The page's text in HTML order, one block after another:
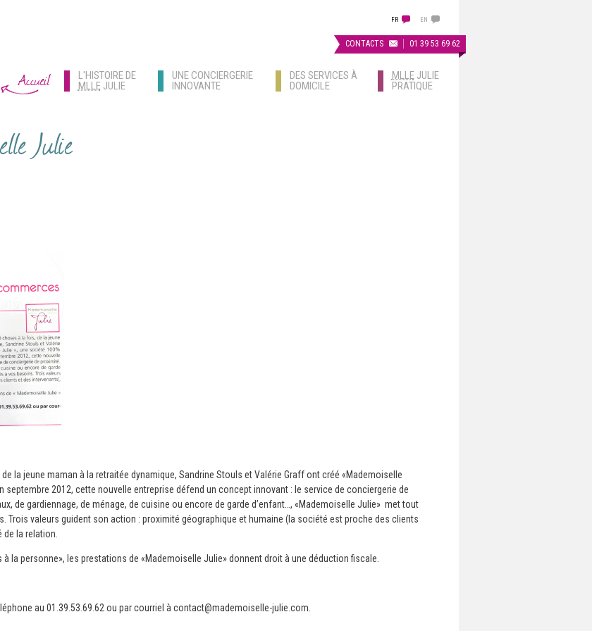
Accueil
L'HISTOIRE DE
MLLEJULIE
UNE CONCIERGERIE
INNOVANTE
DES SERVICES À
DOMICILE
MLLEJULIE
PRATIQUE
FR EN
CONTACTS 01 39 53 69 62
Julie
la jeune maman à la retraitée dynamique, Sandrine Stouls et Valérie Graff ont créé «Mademoiselle
septembre 2012, cette nouvelle entreprise défend un concept innovant : le service de conciergerie de
de gardiennage, de ménage, de cuisine ou encore de garde d’enfant…, «Mademoiselle Julie» met tout
Trois valeurs guident son action : proximité géographique et humaine (la société est proche des clients
la relation.
la personne», les prestations de «Mademoiselle Julie» donnent droit à une déduction fiscale.
au 01.39.53.69.62 ou par courriel à contact@mademoiselle-julie.com.